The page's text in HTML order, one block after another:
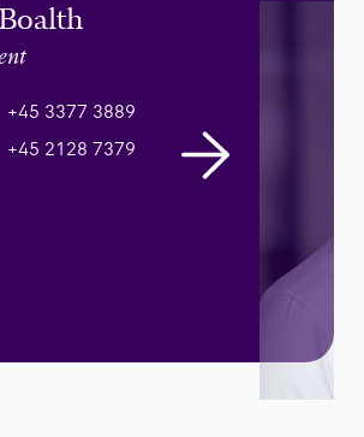
+45 3377 3889
+45 2128 7379